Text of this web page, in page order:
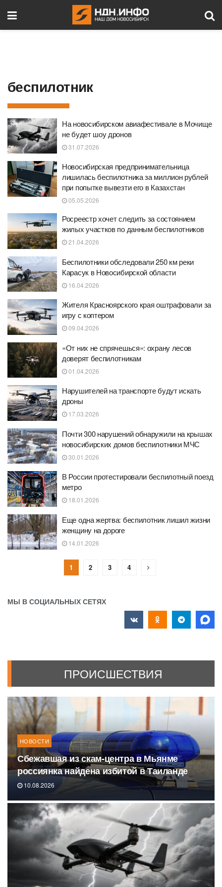
беспилотник
На новосибирском авиафестивале в Мочище
не будет шоу дронов
31.07.2026
Новосибирская предпринимательница
лишилась беспилотника за миллион рублей
при попытке вывезти его в Казахстан
05.05.2026
Росреестр хочет следить за состоянием
жилых участков по данным беспилотников
21.04.2026
Беспилотники обследовали 250 км реки
Карасук в Новосибирской области
16.04.2026
Жителя Красноярского края оштрафовали за
игру с коптером
09.04.2026
«От них не спрячешься»: охрану лесов
доверят беспилотникам
01.04.2026
Нарушителей на транспорте будут искать
дроны
17.03.2026
Почти 300 нарушений обнаружили на крышах
новосибирских домов беспилотники МЧС
30.01.2026
В России протестировали беспилотный поезд
метро
18.01.2026
Еще одна жертва: беспилотник лишил жизни
женщину на дороге
14.01.2026
1 2 3 4
МЫ В СОЦИАЛЬНЫХ СЕТЯХ
ПРОИСШЕСТВИЯ
НОВОСТИ
Сбежавшая из скам-центра в Мьянме
россиянка найдена избитой в Таиланде
10.08.2026